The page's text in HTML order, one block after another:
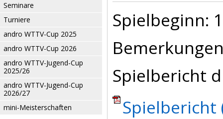
Seminare
Turniere
andro WTTV-Cup 2025
andro WTTV-Cup 2026
andro WTTV-Jugend-Cup
2025/26
andro WTTV-Jugend-Cup
2026/27
mini-Meisterschaften
Spielbeginn:
Spielbericht
Spielbericht